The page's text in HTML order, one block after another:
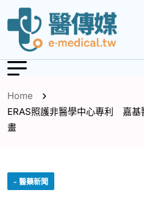
Home
ERAS照護非醫學中心專利 嘉基
畫
- 醫藥新聞